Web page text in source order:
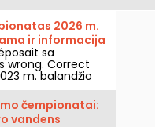
2026 m.
ir informacija
sa
wrong. Correct
m. balandžio
priimti
čempionatą.
Olimpinis
palaikyti mūsų
čempionatai:
vandens